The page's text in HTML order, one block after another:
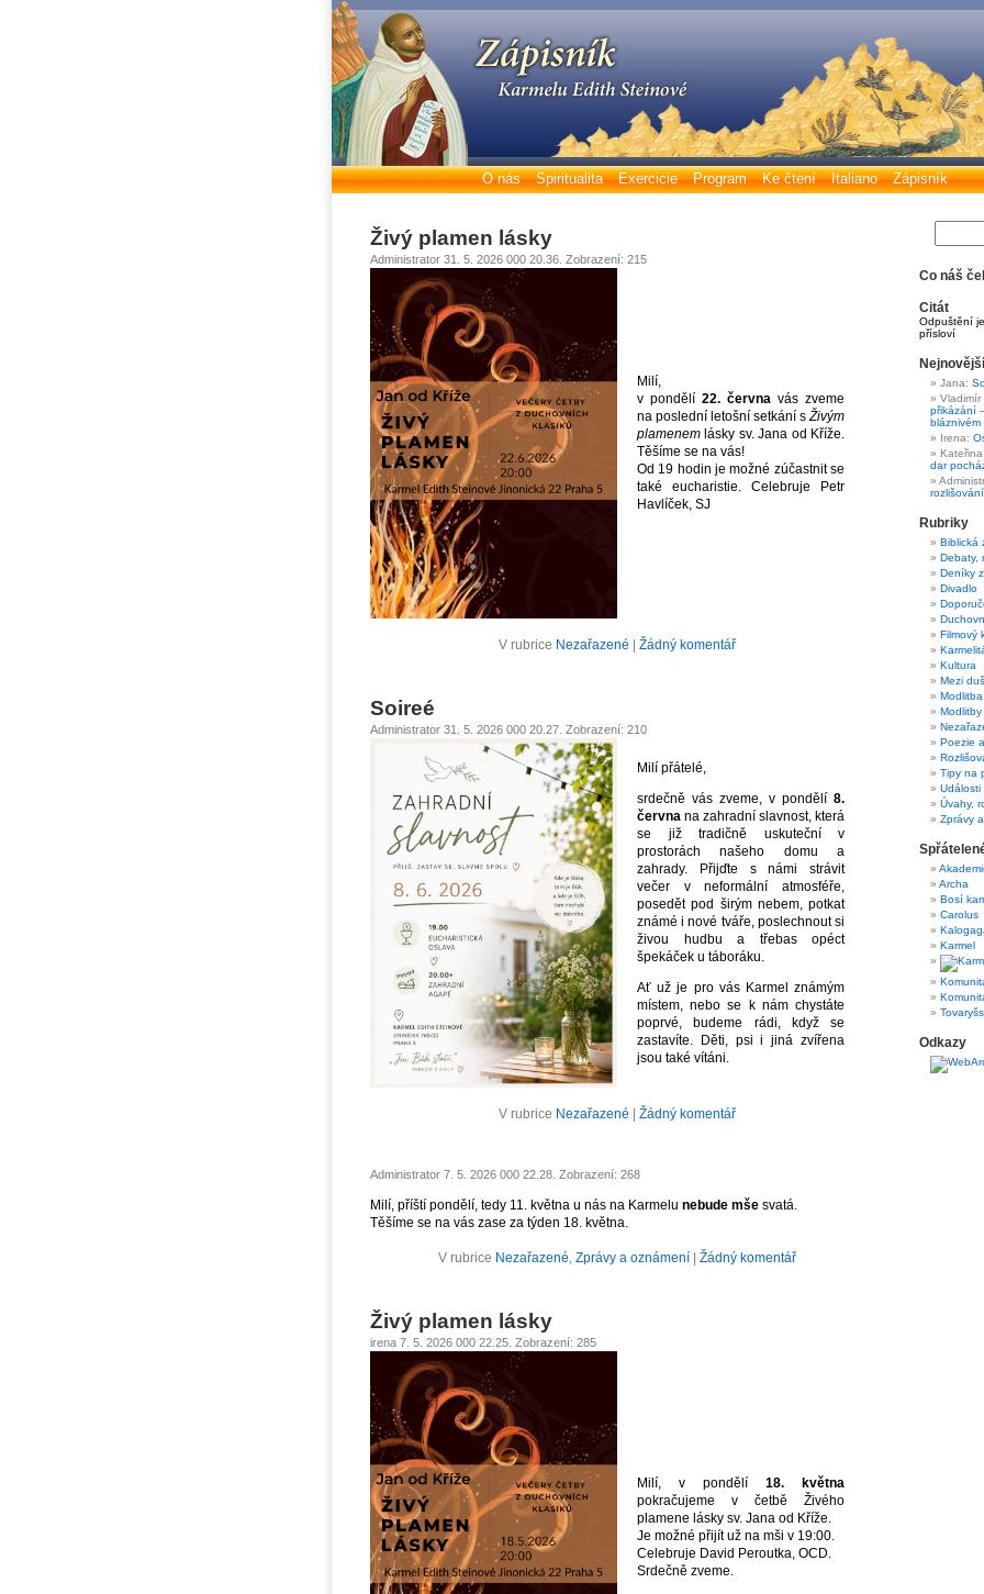
O nás Spiritualita Exercicie Program Ke čtení Italiano Zápisník
Živý plamen lásky
Administrator 31. 5. 2026 000 20.36. Zobrazení: 215
Milí,
v pondělí 22. června vás zveme
na poslední letošní setkání sŽivým
plamenem lásky sv. Jana od Kříže.
Těšíme se na vás!
Od 19 hodin je možné zúčastnit se
také eucharistie. Celebruje Petr
Havlíček, SJ
V rubrice Nezařazené | Žádný komentář
Soireé
Administrator 31. 5. 2026 000 20.27. Zobrazení: 210
Milí přátelé,
srdečně vás zveme, v pondělí 8.
června na zahradní slavnost, která
se již tradičně uskuteční v
prostorách našeho domu a
zahrady. Přijďte s námi strávit
večer v neformální atmosféře,
posedět pod širým nebem, potkat
známé i nové tváře, poslechnout si
živou hudbu a třebas opéct
špekáček u táboráku.
Ať už je pro vás Karmel známým
místem, nebo se k nám chystáte
poprvé, budeme rádi, když se
zastavíte. Děti, psi i jiná zvířena
jsou také vítáni.
V rubrice Nezařazené Žádný komentář
Administrator 7. 5. 2026 000 22.28. Zobrazení: 268
Milí, příští pondělí, tedy 11. května u nás na Karmelu nebude mše svatá.
Těšíme se na vás zase za týden 18. května.
V rubrice Nezařazené, Zprávy a oznámení Žádný komentář
Živý plamen lásky
irena 7. 5. 2026 000 22.25. Zobrazení: 285
Milí, v pondělí 18. května
pokračujeme v četbě Živého
plamene lásky sv. Jana od Kříže.
Je možné přijít už na mši v 19:00.
Celebruje David Peroutka, OCD.
Srdečně zveme.
Co náš
Citát
Odpuštění
přísloví
Jana:
Vladimír
přikázání
bláznivém
Irena:
dar
rozlišování
Rubriky
Biblická
Debaty,
Deníky
Divadlo
Filmový
Kultura
Mezi
Modlitby
Poezie
Tipy na
Události
Úvahy,
Zprávy
Archa
Bosí
Carolus
Karmel
Odkazy